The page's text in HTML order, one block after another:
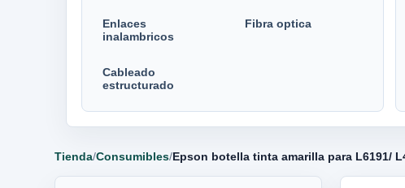
Enlaces
inalambricos
Fibra optica
Cableado
estructurado
Tienda/Consumibles/Epson botella tinta amarilla para L6191/